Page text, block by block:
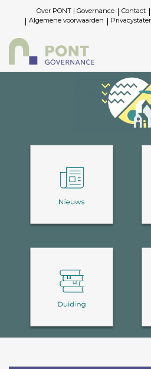
Over PONT | Governance Contact
Algemene voorwaarden